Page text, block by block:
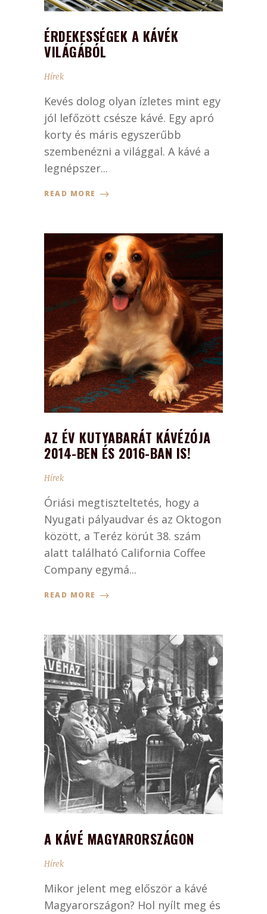
ÉRDEKESSÉGEK A KÁVÉK
VILÁGÁBÓL
Hírek
Kevés dolog olyan ízletes mint egy
jól lefőzött csésze kávé. Egy apró
korty és máris egyszerűbb
szembenézni a világgal. A kávé a
legnépszer...
READ MORE
AZ ÉV KUTYABARÁT KÁVÉZÓJA
2014-BEN ÉS 2016-BAN IS!
Hírek
Óriási megtiszteltetés, hogy a
Nyugati pályaudvar és az Oktogon
között, a Teréz körút 38. szám
alatt található California Coffee
Company egymá...
READ MORE
A KÁVÉ MAGYARORSZÁGON
Hírek
Mikor jelent meg először a kávé
Magyarországon? Hol nyílt meg és